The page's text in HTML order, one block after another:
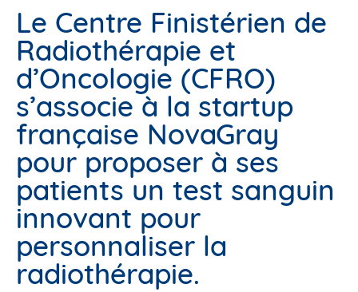
Le Centre Finistérien de
Radiothérapie et
d’Oncologie (CFRO)
s’associe à la startup
française NovaGray
pour proposer à ses
patients un test sanguin
innovant pour
personnaliser la
radiothérapie.